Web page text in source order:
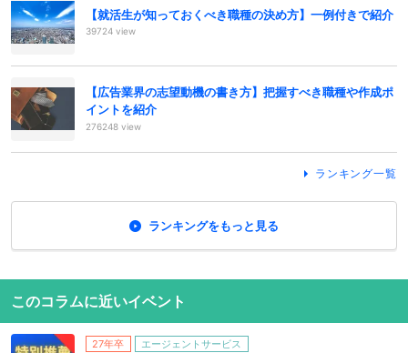
【就活生が知っておくべき職種の決め方】一例付きで紹介
39724 view
【広告業界の志望動機の書き方】把握すべき職種や作成ポ
イントを紹介
276248 view
ランキング一覧
ランキングをもっと見る
このコラムに近いイベント
27年卒 エージェントサービス